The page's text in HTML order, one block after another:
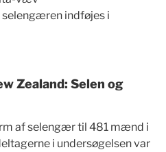
indføjes i
Zealand: Selen og
af selengær til 481 mænd i
i undersøgelsen var